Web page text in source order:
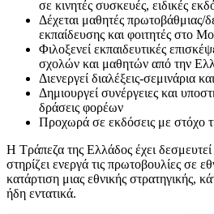
σε κινητές συσκευές, ειδικές
Δέχεται μαθητές πρωτοβάθμιας/
εκπαίδευσης και φοιτητές στο
Φιλοξενεί εκπαιδευτικές
σχολών και μαθητών από την
Διενεργεί διαλέξεις-σεμινάρια
Δημιουργεί συνέργειες και
δράσεις φορέων
Προχωρά σε εκδόσεις με στόχο
Η Τράπεζα της Ελλάδος έχει δεσμευτεί
στηρίζει ενεργά τις πρωτοβουλίες σε
κατάρτιση μιας εθνικής στρατηγικής,
ήδη εντατικά.